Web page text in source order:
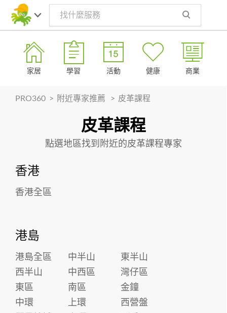
家居 學習 活動 健康 商業
其他
PRO360 > 附近專家推薦 > 皮革課程
皮革課程
點選地區找到附近的皮革課程專家
香港
香港全區
港島
港島全區 中半山
東半山
西半山
中西區
灣仔區
東區
南區
金鐘
中環
上環
西營盤